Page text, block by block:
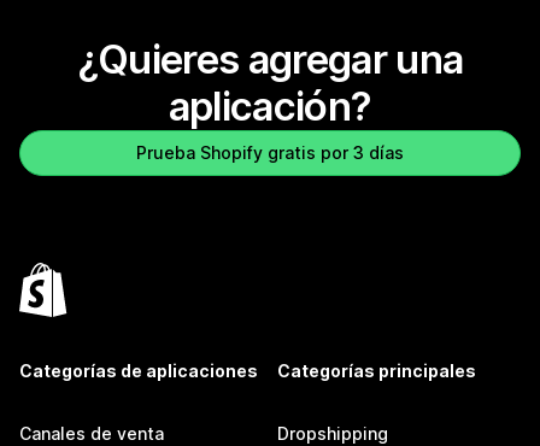
¿Quieres agregar una
aplicación?
Prueba Shopify gratis por 3 días
Categorías de aplicaciones
Canales de venta
Categorías principales
Dropshipping